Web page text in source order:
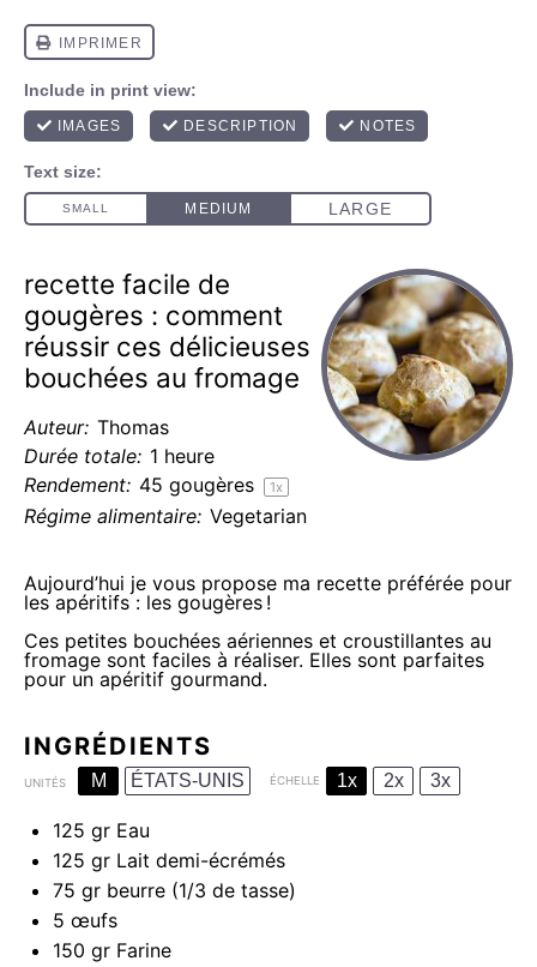
recette facile de
gougères : comment
réussir ces délicieuses
bouchées au fromage
Auteur: Thomas
Durée totale: 1 heure
Rendement: 45 gougères 1x
Régime alimentaire: Vegetarian
Aujourd’hui je vous propose ma recette préférée pour
les apéritifs : les gougères !
Ces petites bouchées aériennes et croustillantes au
fromage sont faciles à réaliser. Elles sont parfaites
pour un apéritif gourmand.
INGRÉDIENTS
UNITÉS M ÉTATS-UNIS ÉCHELLE 1x 2x 3x
125 gr Eau
125 gr Lait demi-écrémés
75 gr beurre (1/3 de tasse)
5 œufs
150 gr Farine